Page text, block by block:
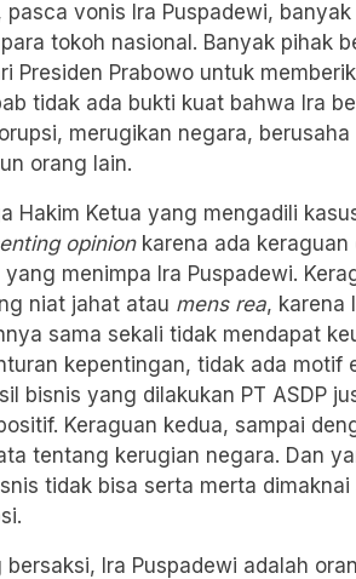
pasca vonis Ira Puspadewi,
tokoh nasional. Banyak pihak
Presiden Prabowo untuk
tidak ada bukti kuat bahwa Ira
merugikan negara,
orang lain.
Hakim Ketua yang mengadili
opinionkarena ada keraguan
menimpa Ira Puspadewi.
niat jahat atau mens rea, karena
sama sekali tidak mendapat
kepentingan, tidak ada motif
bisnis yang dilakukan PT ASDP
Keraguan kedua, sampai
tentang kerugian negara. Dan
tidak bisa serta merta
bersaksi, Ira Puspadewi adalah